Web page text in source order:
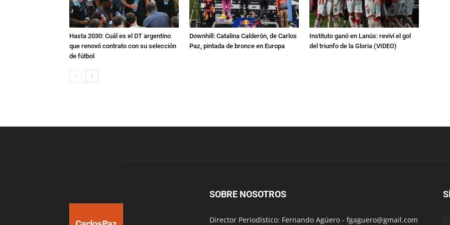
Hasta 2030: Cuál es el DT argentino
que renovó contrato con su selección
de fútbol
Downhill: Catalina Calderón, de Carlos
Paz, pintada de bronce en Europa
Instituto ganó en Lanús: reviví el gol
del triunfo de la Gloria (VIDEO)
SOBRE NOSOTROS
Director Periodístico: Fernando Agüero - fgaguero@gmail.com